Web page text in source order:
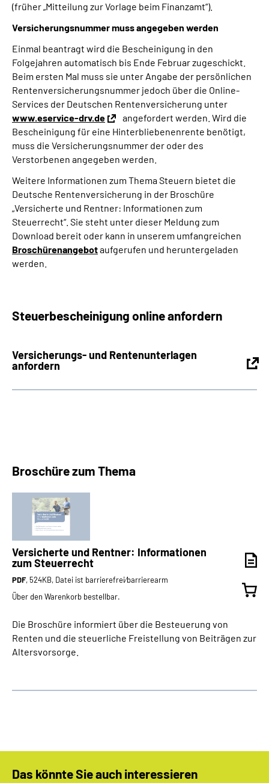
(früher „Mitteilung zur Vorlage beim Finanzamt“).
Versicherungsnummer muss angegeben werden
Einmal beantragt wird die Bescheinigung in den
Folgejahren automatisch bis Ende Februar zugeschickt.
Beim ersten Mal muss sie unter Angabe der persönlichen
Rentenversicherungsnummer jedoch über die Online-
Services der Deutschen Rentenversicherung unter
www.eservice-drv.de
angefordert werden. Wird die
Bescheinigung für eine Hinterbliebenenrente benötigt,
muss die Versicherungsnummer der oder des
Verstorbenen angegeben werden.
Weitere Informationen zum Thema Steuern bietet die
Deutsche Rentenversicherung in der Broschüre
„Versicherte und Rentner: Informationen zum
Steuerrecht“. Sie steht unter dieser Meldung zum
Download bereit oder kann in unserem umfangreichen
Broschürenangebotaufgerufen und heruntergeladen
werden.
Steuerbescheinigung online anfordern
Versicherungs- und Rentenunterlagen
anfordern
Broschüre zum Thema
Versicherte und Rentner: Informationen
zum Steuerrecht
PDF, 524KB, Datei ist barrierefrei⁄barrierearm
Über den Warenkorb bestellbar.
Die Broschüre informiert über die Besteuerung von
Renten und die steuerliche Freistellung von Beiträgen zur
Altersvorsorge.
Das könnte Sie auch interessieren